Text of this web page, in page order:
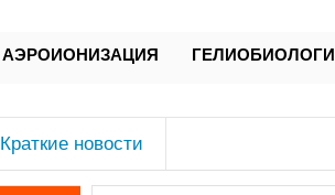
АЭРОИОНИЗАЦИЯ
Краткие новости